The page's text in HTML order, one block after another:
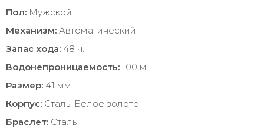
Пол: Мужской
Механизм: Автоматический
Запас хода: 48 ч.
Водонепроницаемость: 100 м
Размер: 41 мм
Корпус: Сталь, Белое золото
Браслет: Сталь